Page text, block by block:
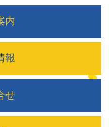
内
報
せ